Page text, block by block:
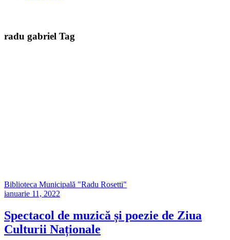
radu gabriel Tag
Biblioteca Municipală "Radu Rosetti"
ianuarie 11, 2022
Spectacol de muzică și poezie de Ziua
Culturii Naționale